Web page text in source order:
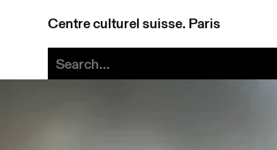
Centre culturel suisse. Paris